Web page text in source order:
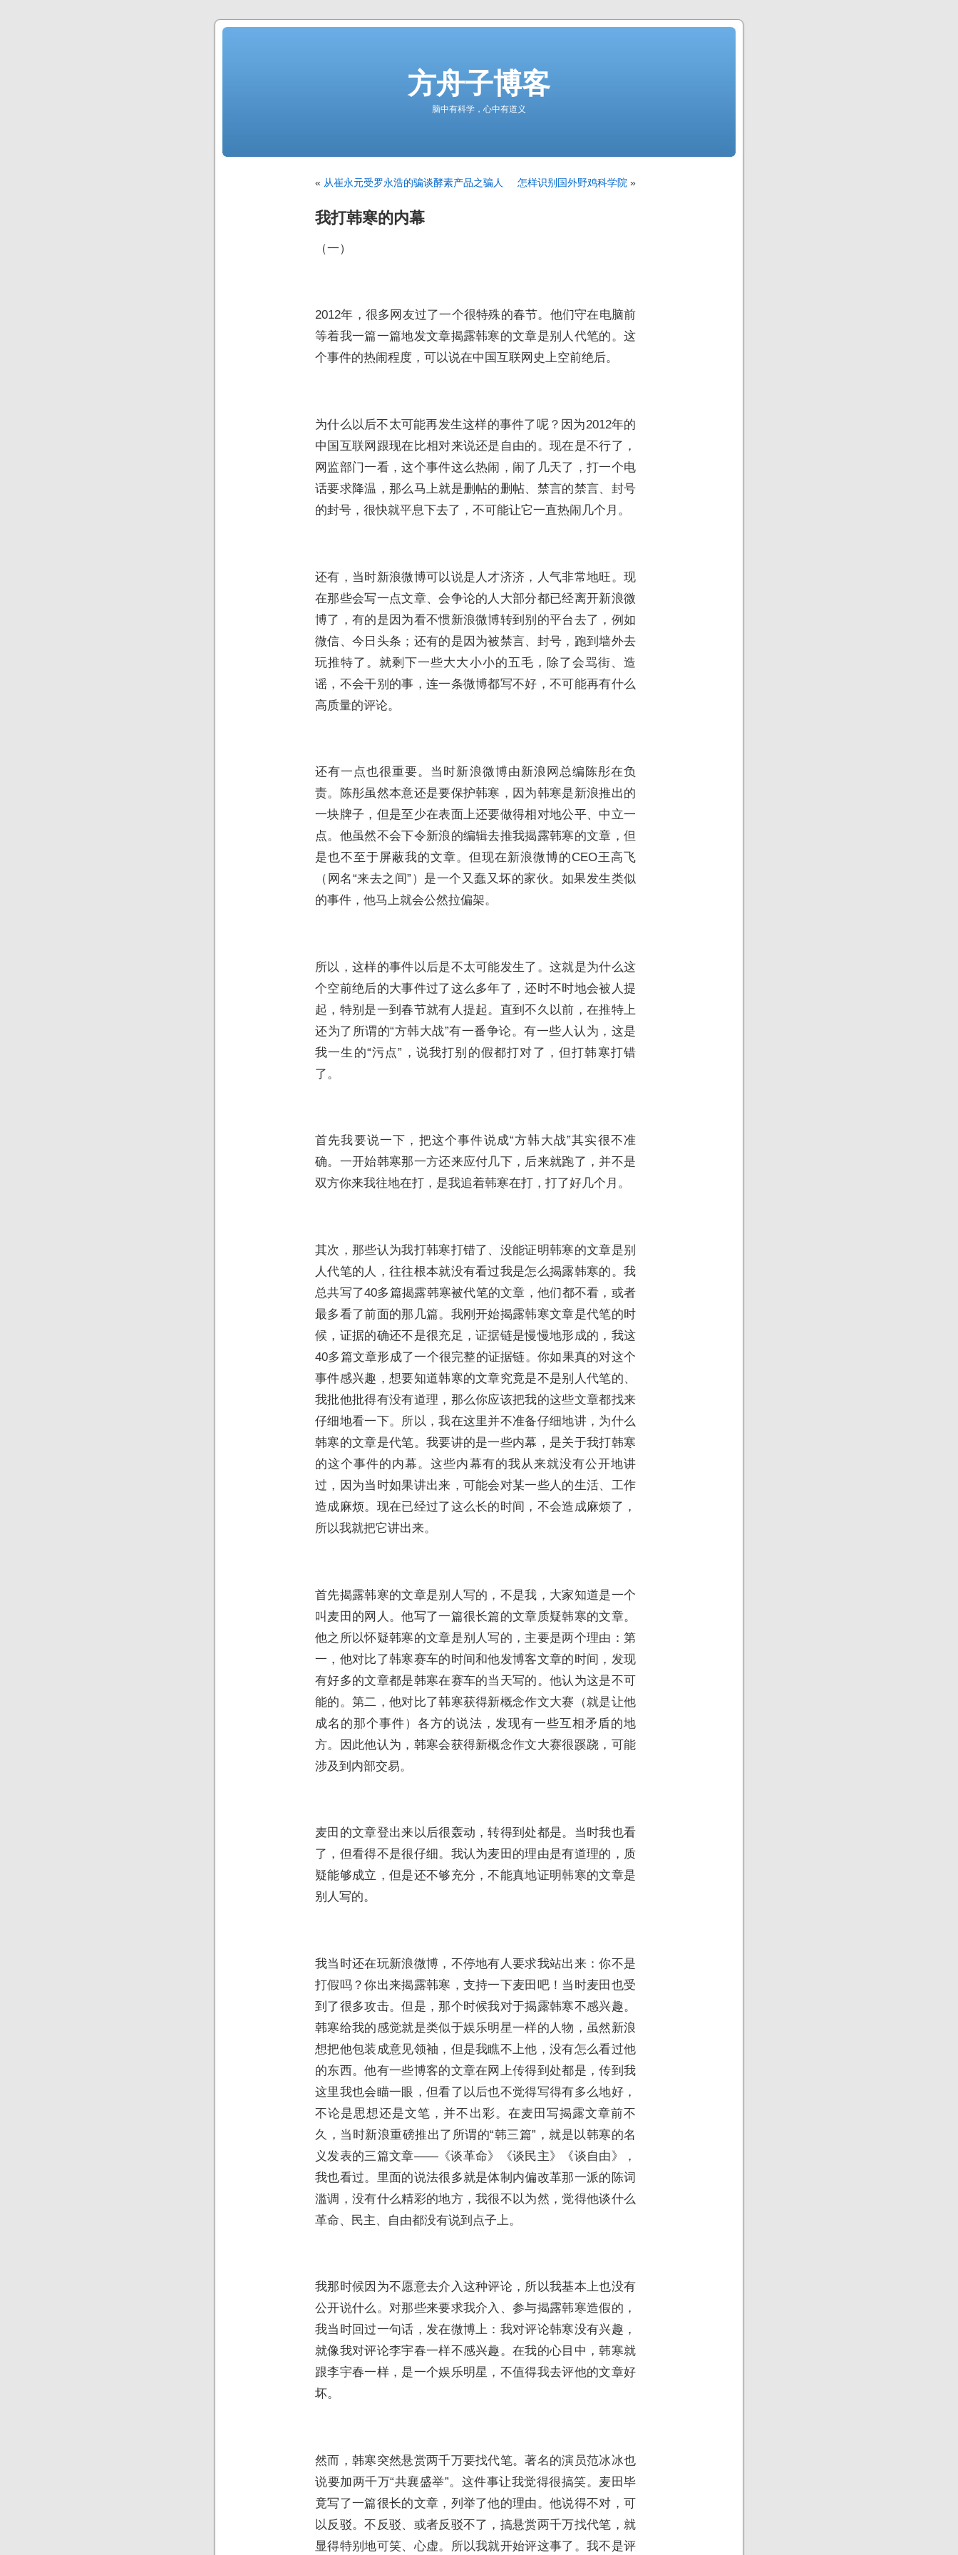
方舟子博客
脑中有科学，心中有道义
« 从崔永元受罗永浩的骗谈酵素产品之骗人 怎样识别国外野鸡科学院 »
我打韩寒的内幕
（一）
2012年，很多网友过了一个很特殊的春节。他们守在电脑前
等着我一篇一篇地发文章揭露韩寒的文章是别人代笔的。这
个事件的热闹程度，可以说在中国互联网史上空前绝后。
为什么以后不太可能再发生这样的事件了呢？因为2012年的
中国互联网跟现在比相对来说还是自由的。现在是不行了，
网监部门一看，这个事件这么热闹，闹了几天了，打一个电
话要求降温，那么马上就是删帖的删帖、禁言的禁言、封号
的封号，很快就平息下去了，不可能让它一直热闹几个月。
还有，当时新浪微博可以说是人才济济，人气非常地旺。现
在那些会写一点文章、会争论的人大部分都已经离开新浪微
博了，有的是因为看不惯新浪微博转到别的平台去了，例如
微信、今日头条；还有的是因为被禁言、封号，跑到墙外去
玩推特了。就剩下一些大大小小的五毛，除了会骂街、造
谣，不会干别的事，连一条微博都写不好，不可能再有什么
高质量的评论。
还有一点也很重要。当时新浪微博由新浪网总编陈彤在负
责。陈彤虽然本意还是要保护韩寒，因为韩寒是新浪推出的
一块牌子，但是至少在表面上还要做得相对地公平、中立一
点。他虽然不会下令新浪的编辑去推我揭露韩寒的文章，但
是也不至于屏蔽我的文章。但现在新浪微博的CEO王高飞
（网名“来去之间”）是一个又蠢又坏的家伙。如果发生类似
的事件，他马上就会公然拉偏架。
所以，这样的事件以后是不太可能发生了。这就是为什么这
个空前绝后的大事件过了这么多年了，还时不时地会被人提
起，特别是一到春节就有人提起。直到不久以前，在推特上
还为了所谓的“方韩大战”有一番争论。有一些人认为，这是
我一生的“污点”，说我打别的假都打对了，但打韩寒打错
了。
首先我要说一下，把这个事件说成“方韩大战”其实很不准
确。一开始韩寒那一方还来应付几下，后来就跑了，并不是
双方你来我往地在打，是我追着韩寒在打，打了好几个月。
其次，那些认为我打韩寒打错了、没能证明韩寒的文章是别
人代笔的人，往往根本就没有看过我是怎么揭露韩寒的。我
总共写了40多篇揭露韩寒被代笔的文章，他们都不看，或者
最多看了前面的那几篇。我刚开始揭露韩寒文章是代笔的时
候，证据的确还不是很充足，证据链是慢慢地形成的，我这
40多篇文章形成了一个很完整的证据链。你如果真的对这个
事件感兴趣，想要知道韩寒的文章究竟是不是别人代笔的、
我批他批得有没有道理，那么你应该把我的这些文章都找来
仔细地看一下。所以，我在这里并不准备仔细地讲，为什么
韩寒的文章是代笔。我要讲的是一些内幕，是关于我打韩寒
的这个事件的内幕。这些内幕有的我从来就没有公开地讲
过，因为当时如果讲出来，可能会对某一些人的生活、工作
造成麻烦。现在已经过了这么长的时间，不会造成麻烦了，
所以我就把它讲出来。
首先揭露韩寒的文章是别人写的，不是我，大家知道是一个
叫麦田的网人。他写了一篇很长篇的文章质疑韩寒的文章。
他之所以怀疑韩寒的文章是别人写的，主要是两个理由：第
一，他对比了韩寒赛车的时间和他发博客文章的时间，发现
有好多的文章都是韩寒在赛车的当天写的。他认为这是不可
能的。第二，他对比了韩寒获得新概念作文大赛（就是让他
成名的那个事件）各方的说法，发现有一些互相矛盾的地
方。因此他认为，韩寒会获得新概念作文大赛很蹊跷，可能
涉及到内部交易。
麦田的文章登出来以后很轰动，转得到处都是。当时我也看
了，但看得不是很仔细。我认为麦田的理由是有道理的，质
疑能够成立，但是还不够充分，不能真地证明韩寒的文章是
别人写的。
我当时还在玩新浪微博，不停地有人要求我站出来：你不是
打假吗？你出来揭露韩寒，支持一下麦田吧！当时麦田也受
到了很多攻击。但是，那个时候我对于揭露韩寒不感兴趣。
韩寒给我的感觉就是类似于娱乐明星一样的人物，虽然新浪
想把他包装成意见领袖，但是我瞧不上他，没有怎么看过他
的东西。他有一些博客的文章在网上传得到处都是，传到我
这里我也会瞄一眼，但看了以后也不觉得写得有多么地好，
不论是思想还是文笔，并不出彩。在麦田写揭露文章前不
久，当时新浪重磅推出了所谓的“韩三篇”，就是以韩寒的名
义发表的三篇文章——《谈革命》《谈民主》《谈自由》，
我也看过。里面的说法很多就是体制内偏改革那一派的陈词
滥调，没有什么精彩的地方，我很不以为然，觉得他谈什么
革命、民主、自由都没有说到点子上。
我那时候因为不愿意去介入这种评论，所以我基本上也没有
公开说什么。对那些来要求我介入、参与揭露韩寒造假的，
我当时回过一句话，发在微博上：我对评论韩寒没有兴趣，
就像我对评论李宇春一样不感兴趣。在我的心目中，韩寒就
跟李宇春一样，是一个娱乐明星，不值得我去评他的文章好
坏。
然而，韩寒突然悬赏两千万要找代笔。著名的演员范冰冰也
说要加两千万“共襄盛举”。这件事让我觉得很搞笑。麦田毕
竟写了一篇很长的文章，列举了他的理由。他说得不对，可
以反驳。不反驳、或者反驳不了，搞悬赏两千万找代笔，就
显得特别地可笑、心虚。所以我就开始评这事了。我不是评